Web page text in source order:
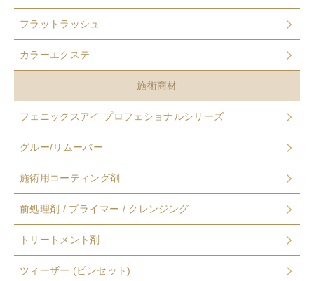
フラットラッシュ
カラーエクステ
施術商材
フェニックスアイ プロフェショナルシリーズ
グルー/リムーバー
施術用コーティング剤
前処理剤 / プライマー / クレンジング
トリートメント剤
ツィーザー (ピンセット)